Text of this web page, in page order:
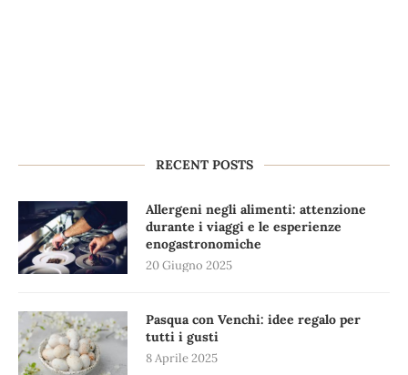
RECENT POSTS
Allergeni negli alimenti: attenzione
durante i viaggi e le esperienze
enogastronomiche
20 Giugno 2025
Pasqua con Venchi: idee regalo per
tutti i gusti
8 Aprile 2025